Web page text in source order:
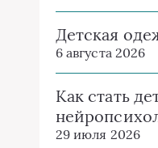
Детская
6 августа 2026
Как стать
29 июля 2026